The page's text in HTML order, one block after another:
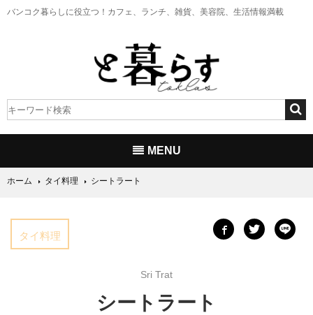
バンコク暮らしに役立つ！ カフェ、ランチ、雑貨、美容院、生活情報満載
MENU
ホーム タイ料理 シートラート
タイ料理
Sri Trat
シートラート